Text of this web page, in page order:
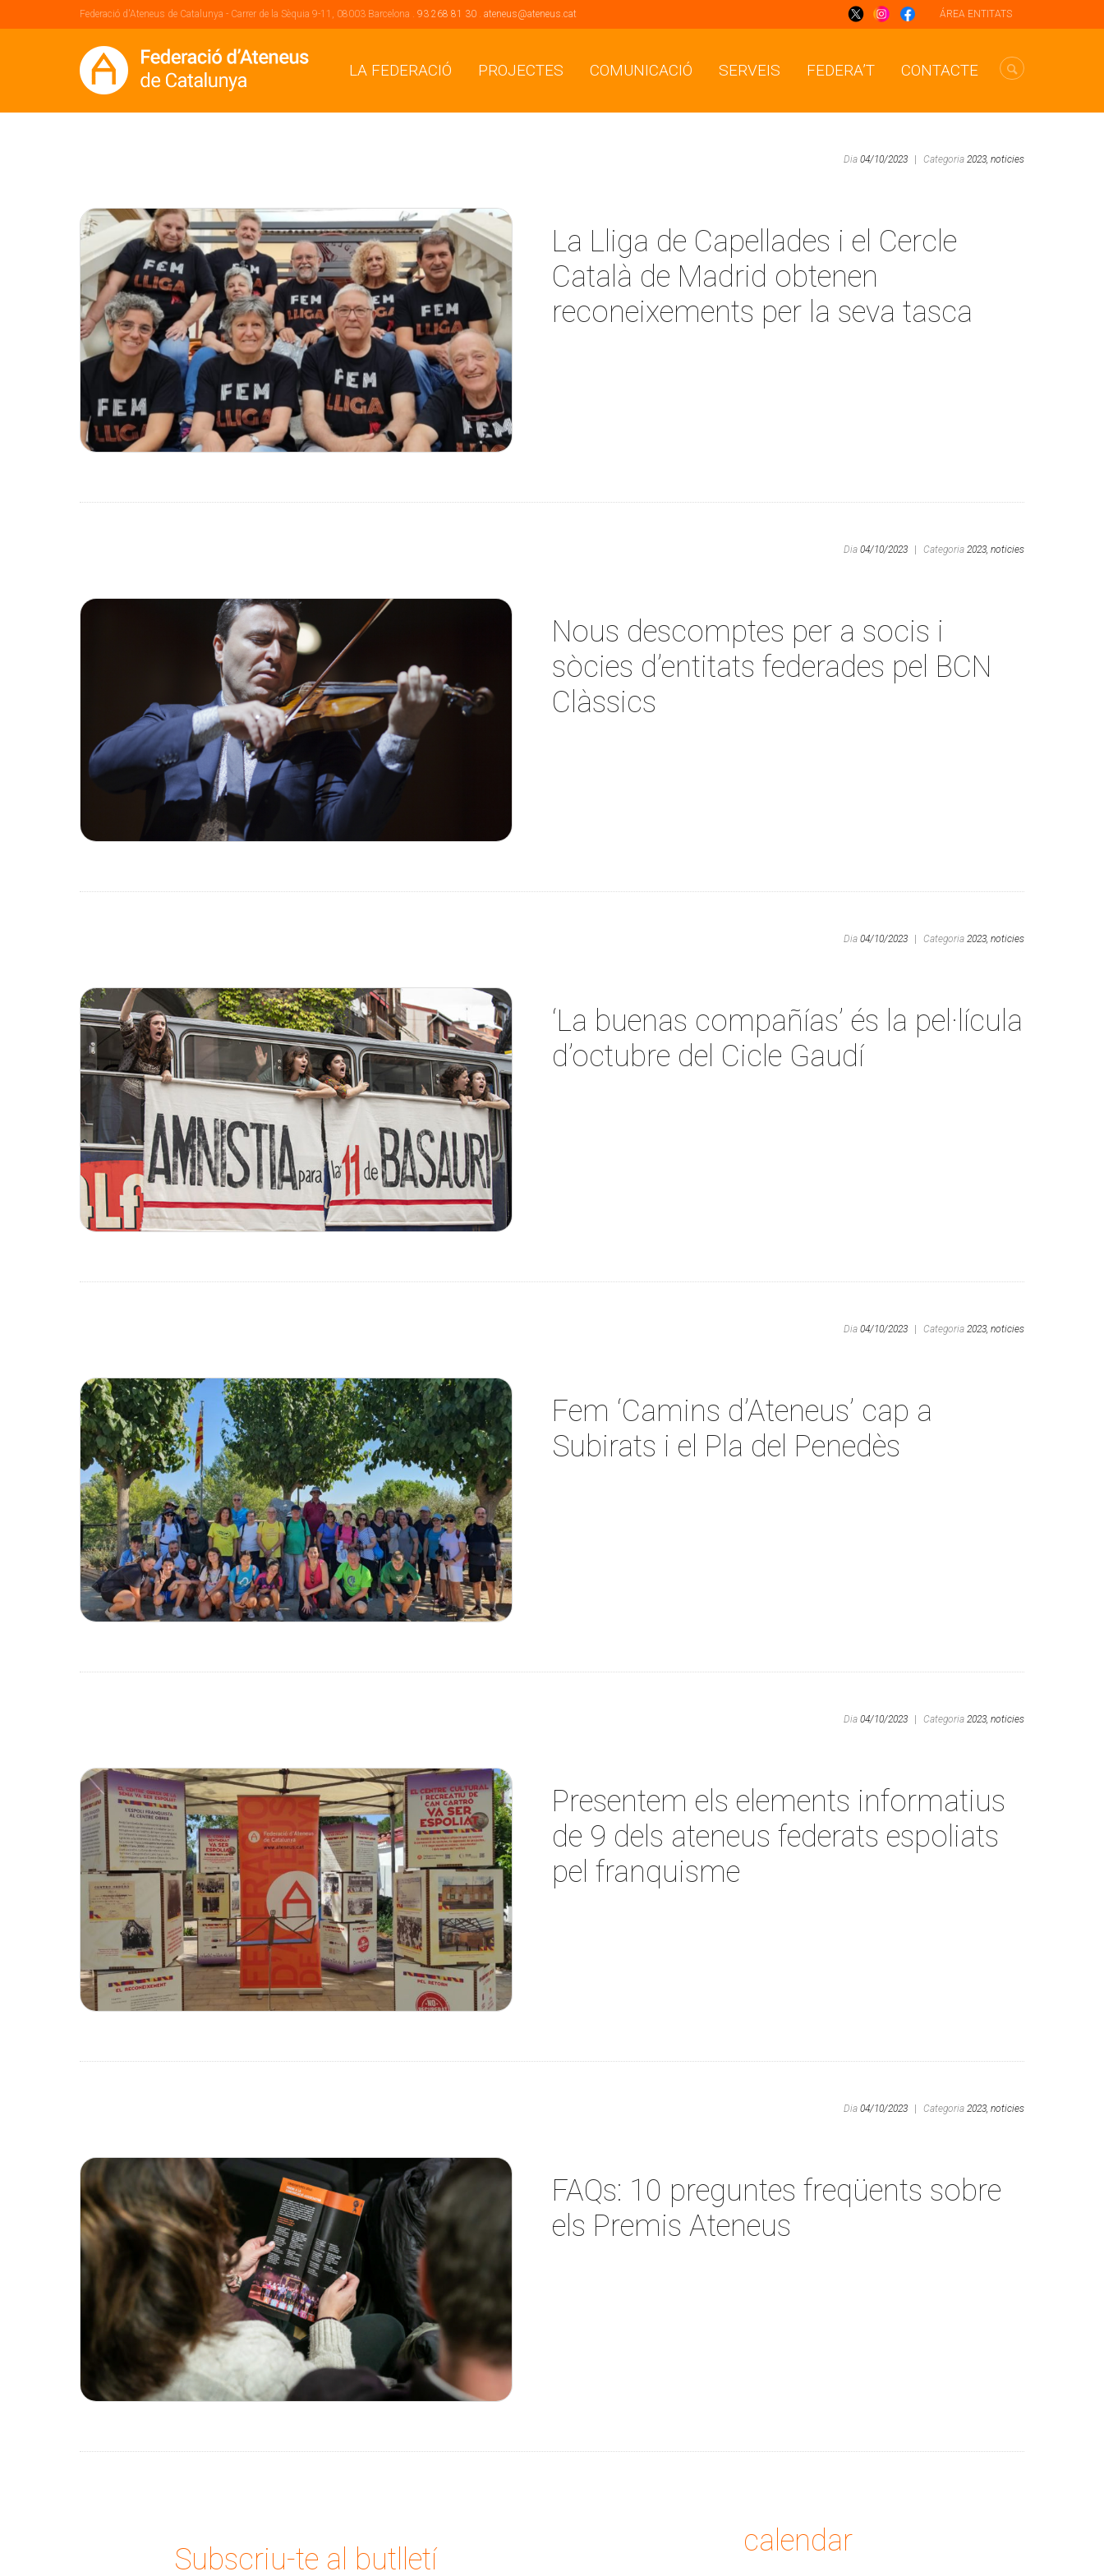
ÁREA ENTITATS
Federació d'Ateneus de Catalunya - Carrer de la Sèquia 9-11, 08003 Barcelona . 93 268 81 30 . ateneus@ateneus.cat
LA FEDERACIÓ PROJECTES COMUNICACIÓ SERVEIS FEDERA’T CONTACTE
Dia 04/10/2023 Categoria 2023, noticies
La Lliga de Capellades i el Cercle
Català de Madrid obtenen
reconeixements per la seva tasca
Dia 04/10/2023 | Categoria 2023, noticies
Nous descomptes per a socis i
sòcies d’entitats federades pel BCN
Clàssics
Dia 04/10/2023 Categoria 2023, noticies
‘La buenas compañías’ és la pel·lícula
d’octubre del Cicle Gaudí
Dia 04/10/2023 | Categoria 2023, noticies
Fem ‘Camins d’Ateneus’ cap a
Subirats i el Pla del Penedès
Dia 04/10/2023 | Categoria 2023, noticies
Presentem els elements informatius
de 9 dels ateneus federats espoliats
pel franquisme
Dia 04/10/2023 Categoria 2023, noticies
FAQs: 10 preguntes freqüents sobre
els Premis Ateneus
Subscriu-te al butlletí
calendar